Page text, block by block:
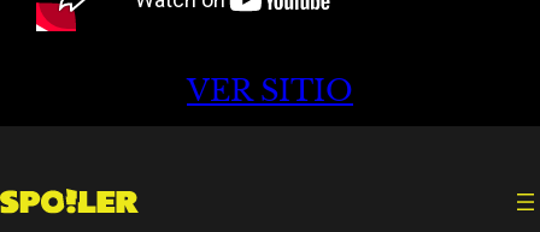
VER SITIO